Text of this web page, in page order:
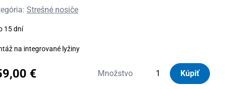
Strešné nosiče
15 dní
na integrované lyžiny
€ Množstvo
množstvo
Kúpiť